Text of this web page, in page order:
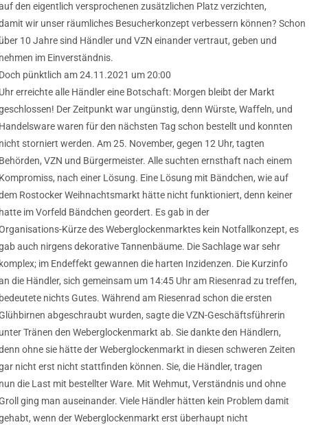
den eigentlich versprochenen zusätzlichen Platz verzichten,
wir unser räumliches Besucherkonzept verbessern können? Schon
über 10 Jahre sind Händler und VZN einander vertraut, geben und
nehmen im Einverständnis.
Doch pünktlich am 24.11.2021 um 20:00
Uhr erreichte alle Händler eine Botschaft: Morgen bleibt der Markt
Der Zeitpunkt war ungünstig, denn Würste, Waffeln, und
Handelsware waren für den nächsten Tag schon bestellt und konnten
nicht storniert werden. Am 25. November, gegen 12 Uhr, tagten
Behörden, VZN und Bürgermeister. Alle suchten ernsthaft nach einem
Kompromiss, nach einer Lösung. Eine Lösung mit Bändchen, wie auf
Rostocker Weihnachtsmarkt hätte nicht funktioniert, denn keiner
hatte im Vorfeld Bändchen geordert. Es gab in der
Kürze des Weberglockenmarktes kein Notfallkonzept, es
auch nirgens dekorative Tannenbäume. Die Sachlage war sehr
komplex; im Endeffekt gewannen die harten Inzidenzen. Die Kurzinfo
die Händler, sich gemeinsam um 14:45 Uhr am Riesenrad zu treffen,
bedeutete nichts Gutes. Während am Riesenrad schon die ersten
abgeschraubt wurden, sagte die VZN-Geschäftsführerin
unter Tränen den Weberglockenmarkt ab. Sie dankte den Händlern,
ohne sie hätte der Weberglockenmarkt in diesen schweren Zeiten
nicht erst nicht stattfinden können. Sie, die Händler, tragen
nun die Last mit bestellter Ware. Mit Wehmut, Verständnis und ohne
ging man auseinander. Viele Händler hätten kein Problem damit
wenn der Weberglockenmarkt erst überhaupt nicht